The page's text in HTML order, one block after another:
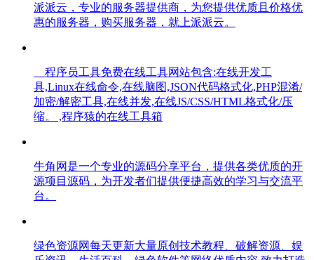
派派云，专业的服务器提供商，为您提供优质且价格优
惠的服务器，购买服务器，就上派派云。
程序员工具免费在线工具网站包含:在线开发工
具,Linux在线命令,在线脑图,JSON代码格式化,PHP混淆/
加密/解密工具,在线并发,在线JS/CSS/HTML格式化/压
缩。 ,程序猿的在线工具箱
牛角网是一个专业的源码分享平台，提供各类优质的开
源项目源码，为开发者们提供便捷高效的学习与交流平
台。
绿色资源网每天更新大量原创技术教程、破解资源、娱